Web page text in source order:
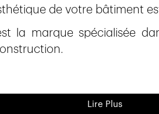
de votre bâtiment
la marque spécialisée
Lire Plus